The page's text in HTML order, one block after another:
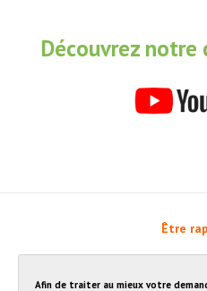
Découvrez notre
Être
Afin de traiter au mieux votre